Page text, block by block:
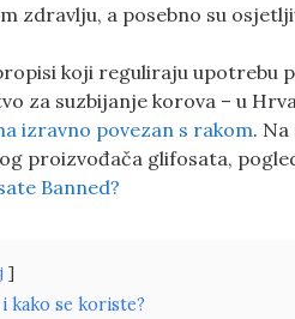
zdravlju, a posebno su
koji reguliraju upotrebu
za suzbijanje korova – u
izravno povezan s rakom.
proizvođača glifosata,
Banned?
kako se koriste?